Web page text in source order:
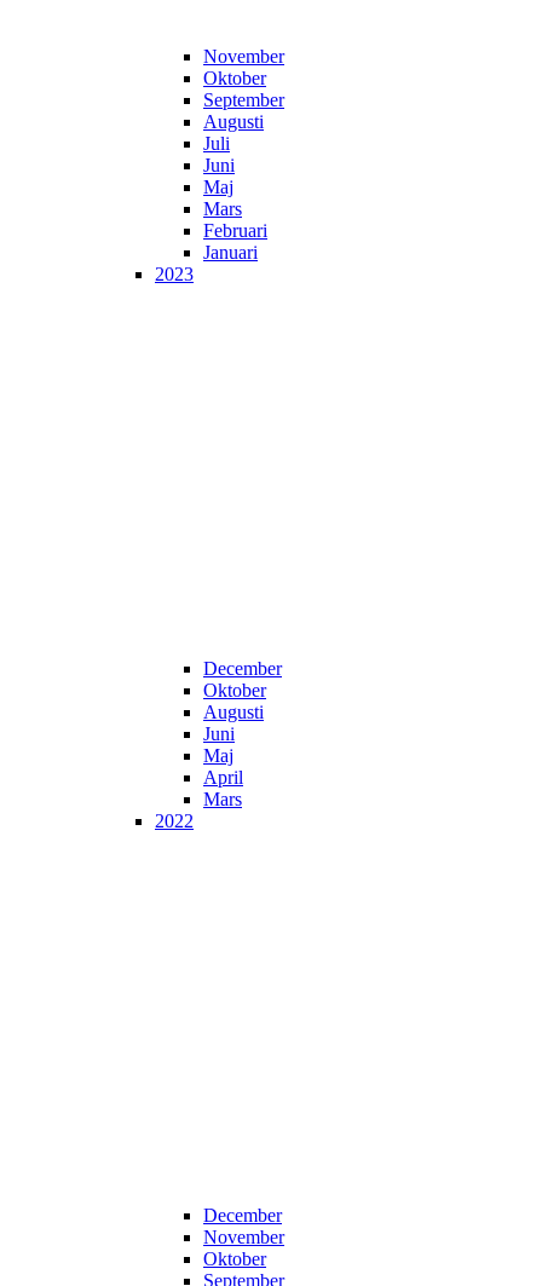
November
Oktober
September
Augusti
Juli
Juni
Maj
Mars
Februari
Januari
2023
December
Oktober
Augusti
Juni
Maj
April
Mars
2022
December
November
Oktober
September